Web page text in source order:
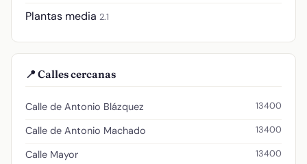
Plantas media 2.1
📍 Calles cercanas
Calle de Antonio Blázquez 13400
Calle de Antonio Machado 13400
Calle Mayor 13400